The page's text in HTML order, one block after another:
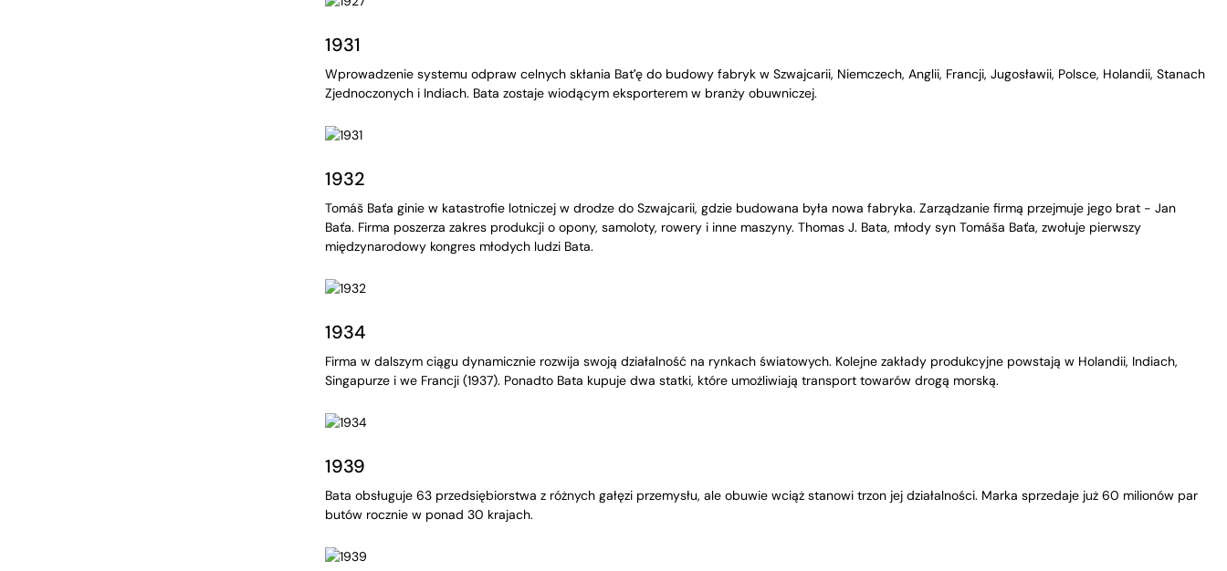
1931
Wprowadzenie systemu odpraw celnych skłania Bat’ę do budowy fabryk w Szwajcarii, Niemczech, Anglii, Francji, Jugosławii, Polsce, Holandii, Stanach
Zjednoczonych i Indiach. Bata zostaje wiodącym eksporterem w branży obuwniczej.
1932
Tomáš Baťa ginie w katastrofie lotniczej w drodze do Szwajcarii, gdzie budowana była nowa fabryka. Zarządzanie firmą przejmuje jego brat - Jan
Baťa. Firma poszerza zakres produkcji o opony, samoloty, rowery i inne maszyny. Thomas J. Bata, młody syn Tomáša Baťa, zwołuje pierwszy
międzynarodowy kongres młodych ludzi Bata.
1934
Firma w dalszym ciągu dynamicznie rozwija swoją działalność na rynkach światowych. Kolejne zakłady produkcyjne powstają w Holandii, Indiach,
Singapurze i we Francji (1937). Ponadto Bata kupuje dwa statki, które umożliwiają transport towarów drogą morską.
1939
Bata obsługuje 63 przedsiębiorstwa z różnych gałęzi przemysłu, ale obuwie wciąż stanowi trzon jej działalności. Marka sprzedaje już 60 milionów par
butów rocznie w ponad 30 krajach.